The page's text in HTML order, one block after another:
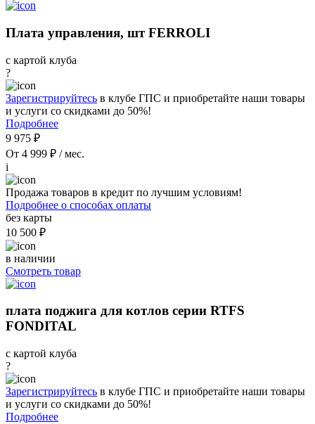
Плата управления, шт FERROLI
с картой клуба
?
Зарегистрируйтесь в клубе ГПС и приобретайте наши товары
и услуги со скидками до 50%!
Подробнее
9 975 ₽
От 4 999 ₽ / мес.
i
Продажа товаров в кредит по лучшим условиям!
Подробнее о способах оплаты
без карты
10 500 ₽
в наличии
Смотреть товар
плата поджига для котлов серии RTFS
FONDITAL
с картой клуба
?
Зарегистрируйтесь в клубе ГПС и приобретайте наши товары
и услуги со скидками до 50%!
Подробнее